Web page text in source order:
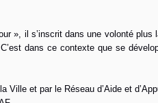
», il s’inscrit dans une volonté plus
dans ce contexte que se
et par le Réseau d’Aide et